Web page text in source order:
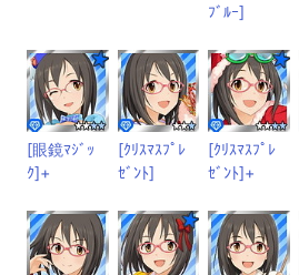
ﾌﾞﾙｰ]
[眼鏡ﾏｼﾞｯ
ｸ]+
[ｸﾘｽﾏｽﾌﾟﾚ
ｾﾞﾝﾄ]
[ｸﾘｽﾏｽﾌﾟﾚ
ｾﾞﾝﾄ]+